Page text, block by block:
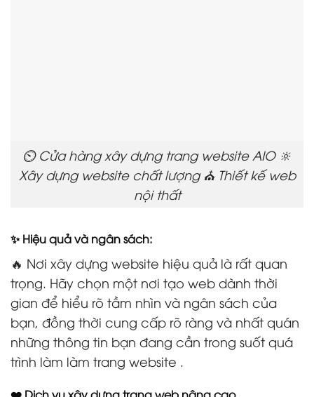
⏲️ Cửa hàng xây dựng trang website AIO 🔆
Xây dựng website chất lượng ⛪ Thiết kế web
nội thất
✨ Hiệu quả và ngân sách:
🔥 Nơi xây dựng website hiệu quả là rất quan
trọng. Hãy chọn một nơi tạo web dành thời
gian để hiểu rõ tầm nhìn và ngân sách của
bạn, đồng thời cung cấp rõ ràng và nhất quán
những thông tin bạn đang cần trong suốt quá
trình làm làm trang website .